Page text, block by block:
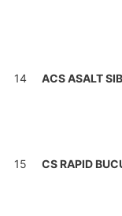
14 ACS ASALT
15 CS RAPID